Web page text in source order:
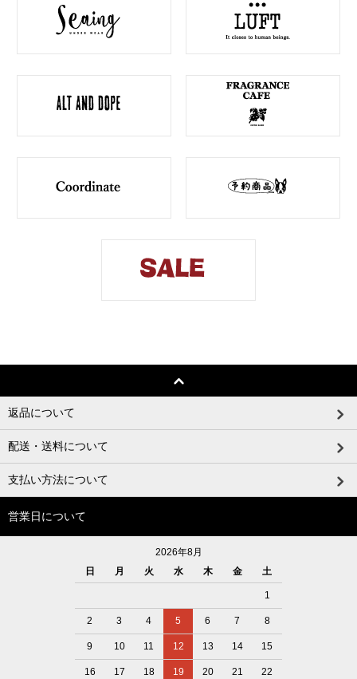
返品について
配送・送料について
支払い方法について
営業日について
2026年8月
日
月 火 水 木 金 土
1
2 3 4 5 6 7 8
9 10 11 12 13 14 15
16 17 18 19 20 21 22